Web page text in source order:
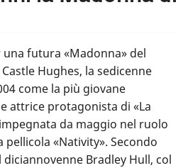
futura «Madonna» del
Hughes, la sedicenne
come la più giovane
attrice protagonista di «La
da maggio nel ruolo
«Nativity». Secondo
diciannovenne Bradley Hull, col